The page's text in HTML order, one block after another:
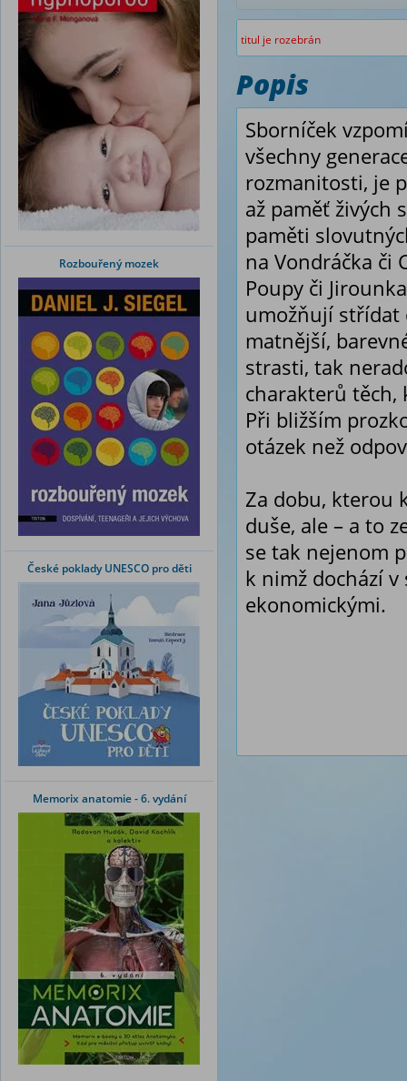
Rozbouřený mozek
České poklady UNESCO pro děti
Memorix anatomie - 6. vydání
titul je rozebrán
Popis
Sborníček
všechny
rozmanitosti, je
až paměť živých
paměti
na Vondráčka či
Poupy či
umožňují střídat
matnější,
strasti, tak
charakterů těch,
Při bližším
otázek než
Za dobu, kterou
duše, ale – a to
se tak nejenom
k nimž dochází
ekonomickými.